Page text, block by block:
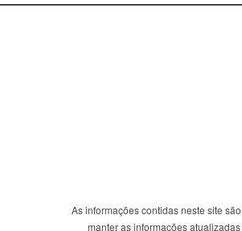
As informações contidas neste site
manter as informações